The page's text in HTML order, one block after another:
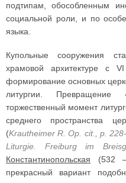
подтипам, обособленным
социальной роли, и по
языка.
Купольные сооружения
храмовой архитектуре с
формирование основных
литургии.
торжественный момент
среднего пространства
(Krautheimer R. Op. cit., p.
Liturgie. Freiburg im
Константинопольская (532
прекрасный вариант